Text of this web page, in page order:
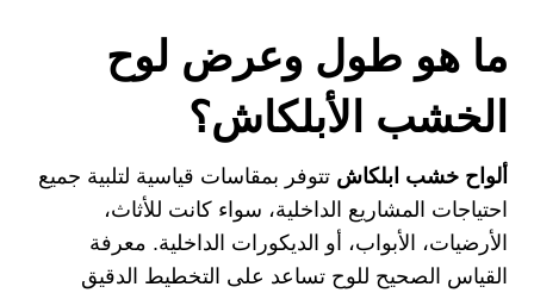
ما هو طول وعرض لوح
الخشب الأبلكاش؟
ألواح خشب ابلكاش تتوفر بمقاسات قياسية لتلبية جميع
احتياجات المشاريع الداخلية، سواء كانت للأثاث،
الأرضيات، الأبواب، أو الديكورات الداخلية. معرفة
القياس الصحيح للوح تساعد على التخطيط الدقيق